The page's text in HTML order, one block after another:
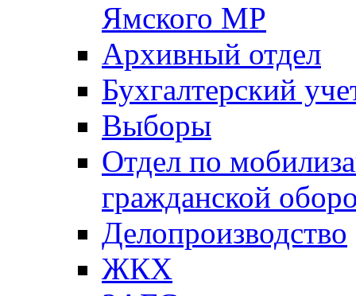
Ямского МР
Архивный отдел
Бухгалтерский
Выборы
Отдел по
гражданской
Делопроизводство
ЖКХ